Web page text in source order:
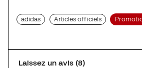
adidas Articles officiels
Laissez un avis (8)